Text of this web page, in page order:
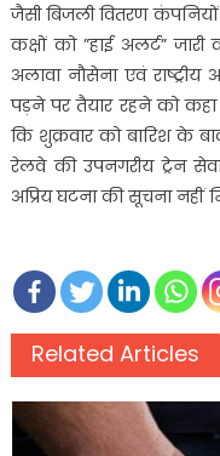
जैसी बिजली वितरण
कक्षों को ”हाई अलर्ट”
अलावा नौसेना एवं
पड़ने पर तैयार रहने को
कि शुक्रवार को बारिश के
रेलवे की उपनगरीय ट्रेन
अप्रिय घटना की सूचना नहीं
Related Articles